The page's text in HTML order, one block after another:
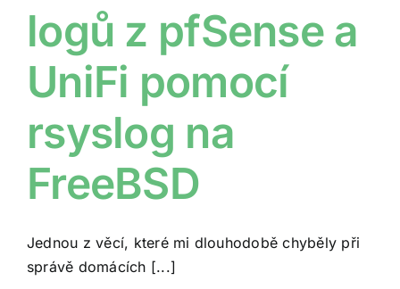
logů z pfSense a
UniFi pomocí
rsyslog na
FreeBSD
Jednou z věcí, které mi dlouhodobě chyběly při
správě domácích [...]